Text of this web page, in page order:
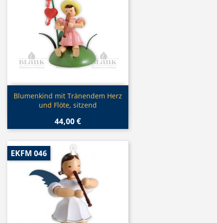
 Vorschau
Blumenkind mit Tränendem Herz
und Flöte, sitzend
44,00 €
EKFM 046